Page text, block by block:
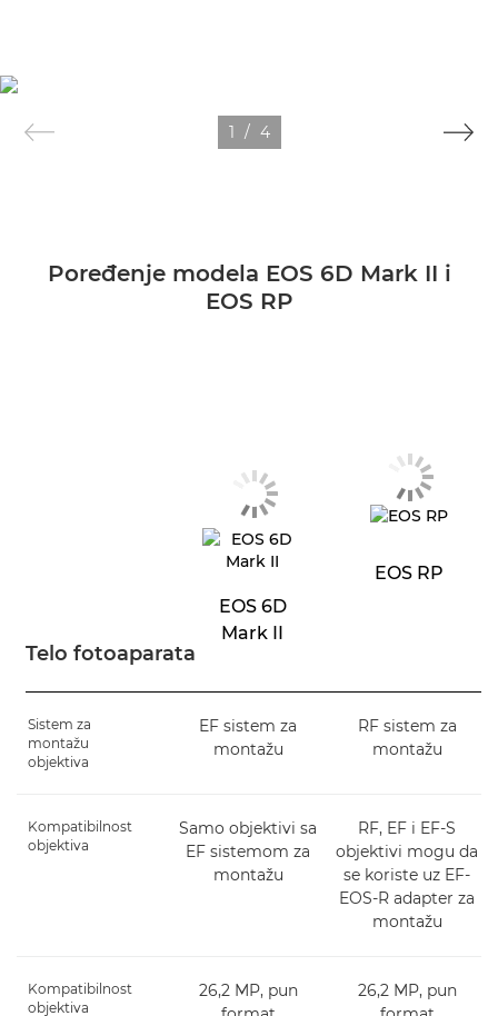
1 / 4
Poređenje modela EOS 6D Mark II i
EOS RP
Telo fotoaparata
EOS 6D
Mark II
EOS RP
Sistem za
montažu
objektiva
EF sistem za
montažu
RF sistem za
montažu
Kompatibilnost
objektiva
Samo objektivi sa
EF sistemom za
montažu
RF, EF i EF-S
objektivi mogu da
se koriste uz EF-
EOS-R adapter za
montažu
Kompatibilnost
objektiva
26,2 MP, pun
26,2 MP, pun